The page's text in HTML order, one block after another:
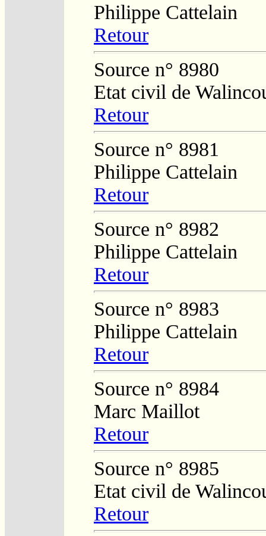
Philippe Cattelain
Retour
Source n° 8980
Etat civil de
Retour
Source n° 8981
Philippe Cattelain
Retour
Source n° 8982
Philippe Cattelain
Retour
Source n° 8983
Philippe Cattelain
Retour
Source n° 8984
Marc Maillot
Retour
Source n° 8985
Etat civil de
Retour